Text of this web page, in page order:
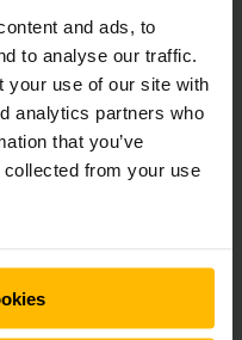
and ads, to
to analyse our traffic.
your use of our site with
analytics partners who
that you’ve
collected from your use
hyrflotta av truckar
till skjutstativtruckar
av oss från bara 1 dag
truck du vill